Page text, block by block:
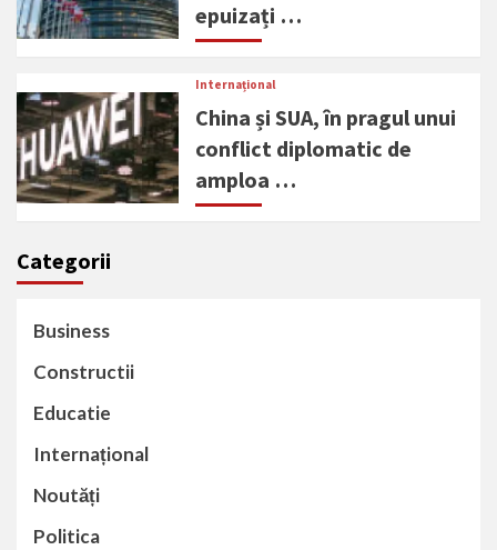
epuizați …
Internațional
China și SUA, în pragul unui
conflict diplomatic de
amploa …
Categorii
Business
Constructii
Educatie
Internațional
Noutăți
Politica